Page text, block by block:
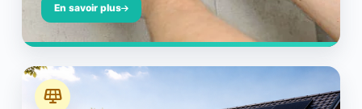
En savoir plus